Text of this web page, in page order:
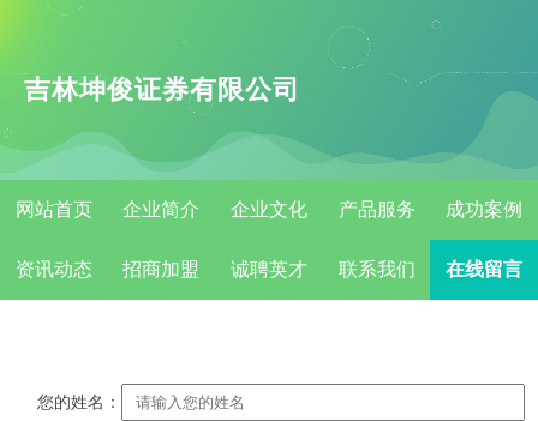
吉林坤俊证券有限公司
网站首页 企业简介 企业文化 产品服务 成功案例
资讯动态 招商加盟 诚聘英才 联系我们 在线留言
您的姓名：